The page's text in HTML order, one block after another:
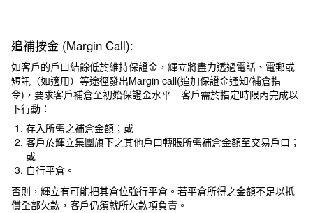
追補按金 (Margin Call):
如客戶的戶口結餘低於維持保證金，輝立將盡力透過電話、電郵或
短訊（如適用）等途徑發出Margin call(追加保證金通知/補倉指
令)，要求客戶補倉至初始保證金水平。客戶需於指定時限內完成以
下行動：
存入所需之補倉金額；或
客戶於輝立集團旗下之其他戶口轉賬所需補倉金額至交易戶口；
或
自行平倉。
否則，輝立有可能把其倉位強行平倉。若平倉所得之金額不足以抵
償全部欠款，客戶仍須就所欠款項負責。